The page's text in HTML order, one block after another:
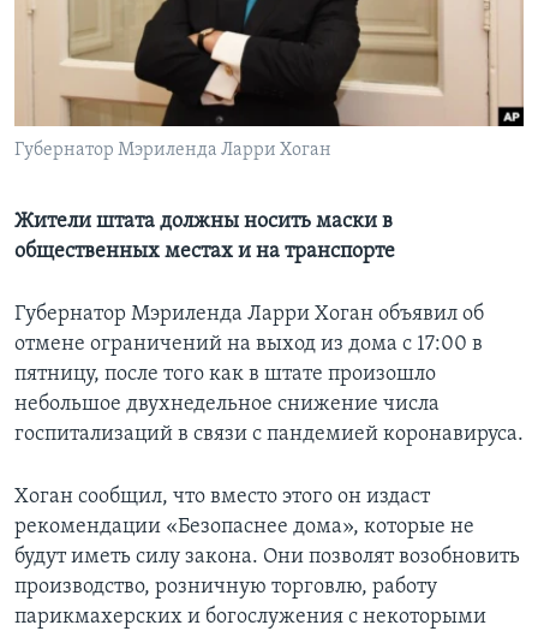
Learning English
СОЦИАЛЬНЫЕ СЕТИ
Языки
Губернатор Мэриленда Ларри Хоган
Жители штата должны носить маски в
общественных местах и на транспорте
Губернатор Мэриленда Ларри Хоган объявил об
отмене ограничений на выход из дома с 17:00 в
пятницу, после того как в штате произошло
небольшое двухнедельное снижение числа
госпитализаций в связи с пандемией коронавируса.
Хоган сообщил, что вместо этого он издаст
рекомендации «Безопаснее дома», которые не
будут иметь силу закона. Они позволят возобновить
производство, розничную торговлю, работу
парикмахерских и богослужения с некоторыми